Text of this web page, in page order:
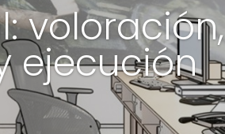
voloración,
ejecución